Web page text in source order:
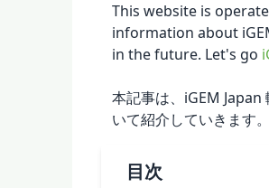
This website is
information about
in the future. Let's go
本記事は、iGEM
いて紹介していきます。
目次